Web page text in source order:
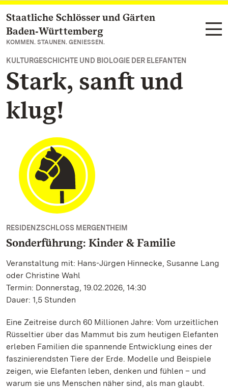
Zum Hauptinhalt springen
Staatliche Schlösser und Gärten
Baden‑Württemberg
KOMMEN. STAUNEN. GENIESSEN.
KULTURGESCHICHTE UND BIOLOGIE DER ELEFANTEN
Stark, sanft und
klug!
RESIDENZSCHLOSS MERGENTHEIM
Sonderführung: Kinder & Familie
Veranstaltung mit: Hans-Jürgen Hinnecke, Susanne Lang
oder Christine Wahl
Termin: Donnerstag, 19.02.2026, 14:30
Dauer: 1,5 Stunden
Eine Zeitreise durch 60 Millionen Jahre: Vom urzeitlichen
Rüsseltier über das Mammut bis zum heutigen Elefanten
erleben Familien die spannende Entwicklung eines der
faszinierendsten Tiere der Erde. Modelle und Beispiele
zeigen, wie Elefanten leben, denken und fühlen – und
warum sie uns Menschen näher sind, als man glaubt.